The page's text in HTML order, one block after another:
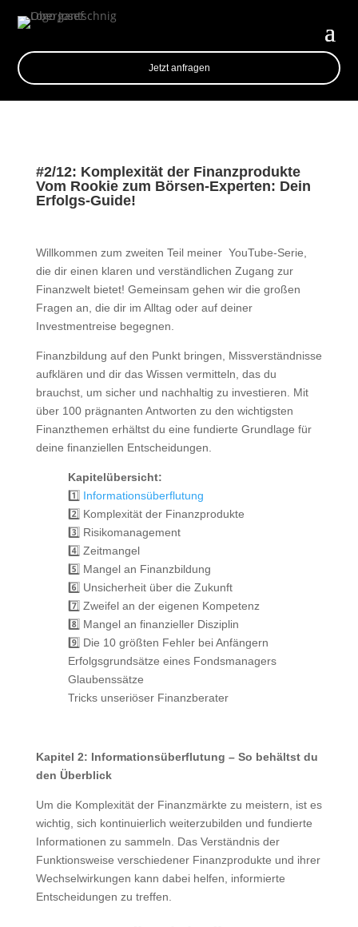
Jetzt anfragen
#2/12: Komplexität der Finanzprodukte
Vom Rookie zum Börsen-Experten: Dein
Erfolgs-Guide!
Willkommen zum zweiten Teil meiner YouTube-Serie,
die dir einen klaren und verständlichen Zugang zur
Finanzwelt bietet! Gemeinsam gehen wir die großen
Fragen an, die dir im Alltag oder auf deiner
Investmentreise begegnen.
Finanzbildung auf den Punkt bringen, Missverständnisse
aufklären und dir das Wissen vermitteln, das du
brauchst, um sicher und nachhaltig zu investieren. Mit
über 100 prägnanten Antworten zu den wichtigsten
Finanzthemen erhältst du eine fundierte Grundlage für
deine finanziellen Entscheidungen.
Kapitelübersicht:
1️⃣ Informationsüberflutung
2️⃣ Komplexität der Finanzprodukte
3️⃣ Risikomanagement
4️⃣ Zeitmangel
5️⃣ Mangel an Finanzbildung
6️⃣ Unsicherheit über die Zukunft
7️⃣ Zweifel an der eigenen Kompetenz
8️⃣ Mangel an finanzieller Disziplin
9️⃣ Die 10 größten Fehler bei Anfängern
Erfolgsgrundsätze eines Fondsmanagers
Glaubenssätze
Tricks unseriöser Finanzberater
Kapitel 2: Informationsüberflutung – So behältst du
den Überblick
Um die Komplexität der Finanzmärkte zu meistern, ist es
wichtig, sich kontinuierlich weiterzubilden und fundierte
Informationen zu sammeln. Das Verständnis der
Funktionsweise verschiedener Finanzprodukte und ihrer
Wechselwirkungen kann dabei helfen, informierte
Entscheidungen zu treffen.